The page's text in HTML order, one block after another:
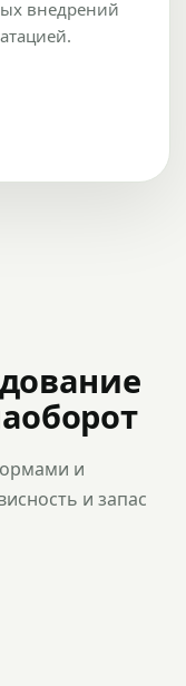
внедрений
и
и запас